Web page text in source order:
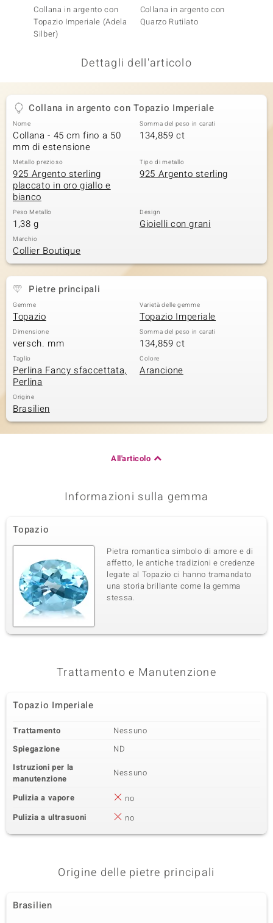
Classics
Collana in argento con
Topazio Imperiale (Adela
Silber)
Collana in argento con
Quarzo Rutilato
Dettagli dell'articolo
Collana in argento con Topazio Imperiale
Nome
Collana - 45 cm fino a 50
mm di estensione
Somma del peso in carati
134,859 ct
Metallo prezioso
925 Argento sterling
placcato in oro giallo e
bianco
Tipo di metallo
925 Argento sterling
Peso Metallo
1,38 g
Design
Gioielli con grani
Marchio
Collier Boutique
Pietre principali
Gemme
Topazio
Varietà delle gemme
Topazio Imperiale
Dimensione
versch. mm
Somma del peso in carati
134,859 ct
Taglio
Perlina Fancy sfaccettata,
Perlina
Colore
Arancione
Origine
Brasilien
All'articolo
Informazioni sulla gemma
Topazio
Pietra romantica simbolo di amore e di
affetto, le antiche tradizioni e credenze
legate al Topazio ci hanno tramandato
una storia brillante come la gemma
stessa.
Trattamento e Manutenzione
Topazio Imperiale
Trattamento
Nessuno
Spiegazione
ND
Istruzioni per la
manutenzione
Nessuno
Pulizia a vapore
no
Pulizia a ultrasuoni
no
Origine delle pietre principali
Brasilien